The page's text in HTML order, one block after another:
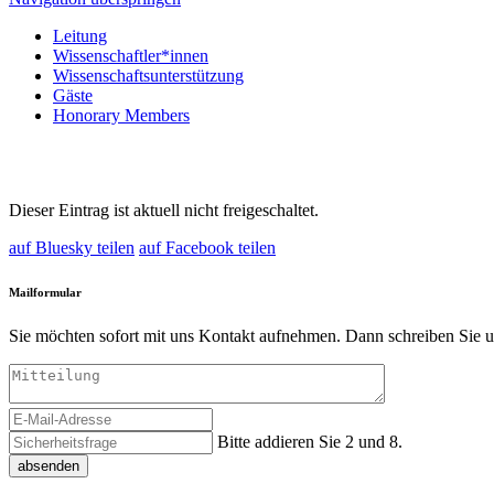
Leitung
Wissenschaftler*innen
Wissenschaftsunterstützung
Gäste
Honorary Members
Dieser Eintrag ist aktuell nicht freigeschaltet.
auf Bluesky teilen auf Facebook teilen
Mailformular
Sie möchten sofort mit uns Kontakt aufnehmen. Dann schreiben Sie
Bitte addieren Sie 2 und 8.
absenden